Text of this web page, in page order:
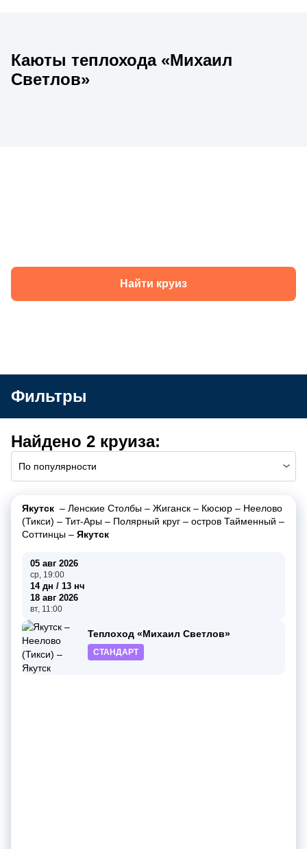
Каюты теплохода «Михаил
Светлов»
Найти круиз
Фильтры
Найдено 2 круиза:
По популярности
Якутск – Ленские Столбы – Жиганск – Кюсюр – Неелово
(Тикси) – Тит-Ары – Полярный круг – остров Тайменный –
Соттинцы – Якутск
05 авг 2026
ср, 19:00
14 дн / 13 нч
18 авг 2026
вт, 11:00
Теплоход «Михаил Светлов»
СТАНДАРТ